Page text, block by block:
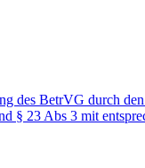
des BetrVG durch
§ 23 Abs 3 mit